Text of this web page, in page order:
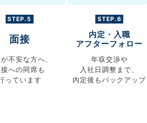
STEP.5
面接
不安な方へ、
への同席も
っています
STEP.6
内定・入職
アフターフォロー
年収交渉や
入社日調整まで、
内定後もバックアップ